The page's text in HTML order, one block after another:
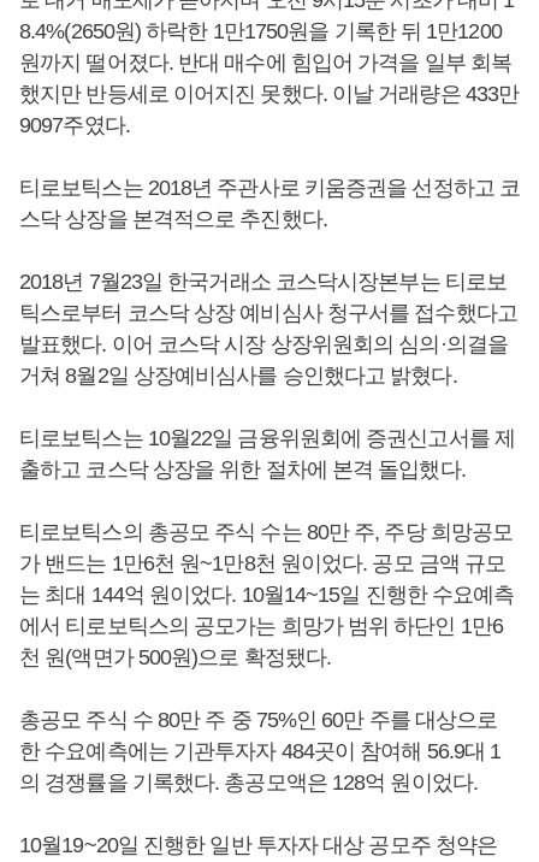
8.4%(2650원) 하락한 1만1750원을 기록한 뒤 1만1200
원까지 떨어졌다. 반대 매수에 힘입어 가격을 일부 회복
했지만 반등세로 이어지진 못했다. 이날 거래량은 433만
9097주였다.
티로보틱스는 2018년 주관사로 키움증권을 선정하고 코
스닥 상장을 본격적으로 추진했다.
2018년 7월23일 한국거래소 코스닥시장본부는 티로보
틱스로부터 코스닥 상장 예비심사 청구서를 접수했다고
발표했다. 이어 코스닥 시장 상장위원회의 심의·의결을
거쳐 8월2일 상장예비심사를 승인했다고 밝혔다.
티로보틱스는 10월22일 금융위원회에 증권신고서를 제
출하고 코스닥 상장을 위한 절차에 본격 돌입했다.
티로보틱스의 총공모 주식 수는 80만 주, 주당 희망공모
가 밴드는 1만6천 원~1만8천 원이었다. 공모 금액 규모
는 최대 144억 원이었다. 10월14~15일 진행한 수요예측
에서 티로보틱스의 공모가는 희망가 범위 하단인 1만6
천 원(액면가 500원)으로 확정됐다.
총공모 주식 수 80만 주 중 75%인 60만 주를 대상으로
한 수요예측에는 기관투자자 484곳이 참여해 56.9대 1
의 경쟁률을 기록했다. 총공모액은 128억 원이었다.
10월19~20일 진행한 일반 투자자 대상 공모주 청약은